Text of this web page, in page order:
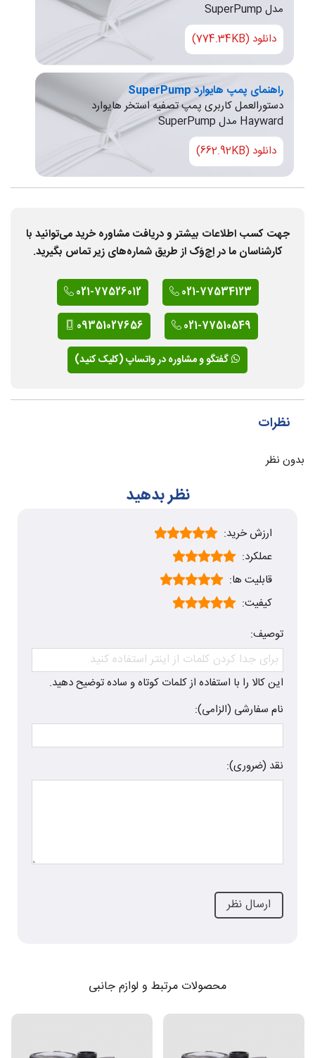
مدل SuperPump
دانلود (774.34KB)
راهنمای پمپ هایوارد SuperPump
دستورالعمل کاربری پمپ تصفیه استخر هایوارد
Hayward مدل SuperPump
دانلود (662.92KB)
جهت کسب اطلاعات بیشتر و دریافت مشاوره خرید می‌توانید با
کارشناسان ما در اِچ‌وَک از طریق شماره‌های زیر تماس بگیرید.
021-77534123
021-77526012
021-77510549
09351027656
گفتگو و مشاوره در واتساپ (کلیک کنید)
نظرات
بدون نظر
نظر بدهید
ارزش خرید:
عملکرد:
قابلیت ها:
کیفیت:
توصیف:
این کالا را با استفاده از کلمات کوتاه و ساده توضیح دهید.
نام سفارشی (الزامی):
نقد (ضروری):
محصولات مرتبط و لوازم جانبی